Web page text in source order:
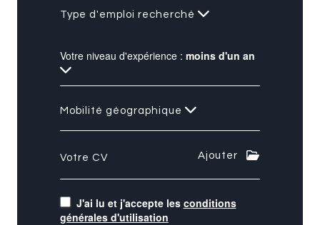
Type d'emploi recherché
Votre niveau d'expérience : moins d'un an
Mobilité géographique
Votre CV Ajouter
J'ai lu et j'accepte les conditions
générales d'utilisation